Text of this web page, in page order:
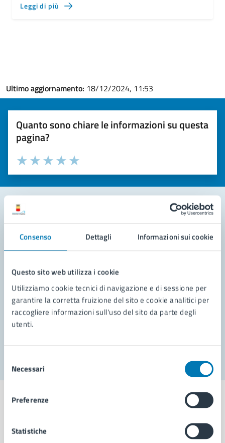
Consenso Dettagli Informazioni sui cookie
Questo sito web utilizza i cookie
Utilizziamo cookie tecnici di navigazione e di sessione per
garantire la corretta fruizione del sito e cookie analitici per
raccogliere informazioni sull'uso del sito da parte degli
utenti.
delNecessari
Preferenze
Statistiche
Leggi di più
Ultimo aggiornamento: 18/12/2024, 11:53
Quanto sono chiare le informazioni su questa
pagina?
Valuta la chiarezza delle informazioni (da 1 a 5 stelle)
Seleziona il numero di stelle per valutare la chiarezza delle
Valuta 5 stelle su 5
Valuta 4 stelle su 5
Valuta 3 stelle su 5
Valuta 2 stelle su 5
Valuta 1 stelle su 5
Leggi le domande frequenti
Richiedi assistenza
Prenota appuntamento
Problemi in città
Comune di Napoli